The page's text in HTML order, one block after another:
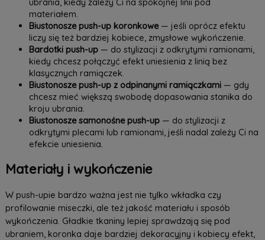
materiałem.
Biustonosze push-up koronkowe— jeśli oprócz efektu
liczy się też bardziej kobiece, zmysłowe wykończenie.
Bardotki push-up— do stylizacji z odkrytymi ramionami,
kiedy chcesz połączyć efekt uniesienia z linią bez
klasycznych ramiączek.
Biustonosze push-up z odpinanymi ramiączkami— gdy
chcesz mieć większą swobodę dopasowania stanika do
kroju ubrania.
Biustonosze samonośne push-up— do stylizacji z
odkrytymi plecami lub ramionami, jeśli nadal zależy Ci na
efekcie uniesienia.
Materiały i wykończenie
W push-upie bardzo ważna jest nie tylko wkładka czy
profilowanie miseczki, ale też jakość materiału i sposób
wykończenia. Gładkie tkaniny lepiej sprawdzają się pod
ubraniem, koronka daje bardziej dekoracyjny i kobiecy efekt,